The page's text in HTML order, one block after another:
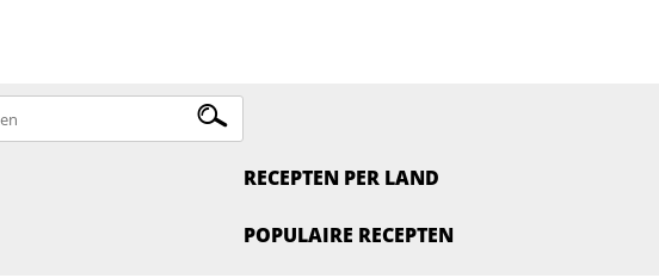
RECEPTEN PER LAND
POPULAIRE RECEPTEN